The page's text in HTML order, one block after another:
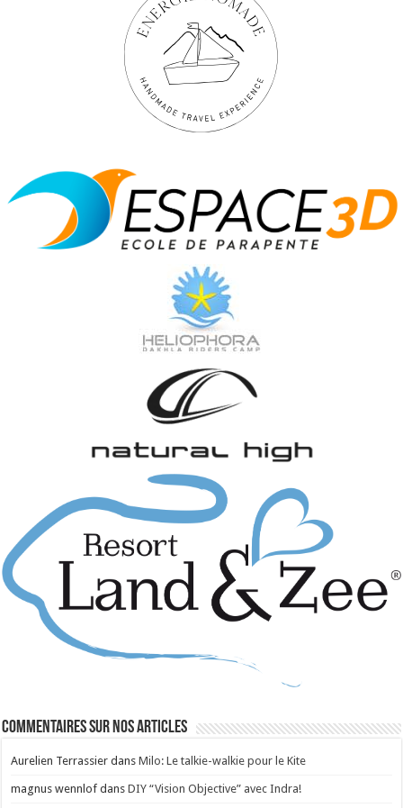
Commentaires sur nos articles
Aurelien Terrassier dansMilo: Le talkie-walkie pour le Kite
magnus wennlof dansDIY “Vision Objective” avec Indra!